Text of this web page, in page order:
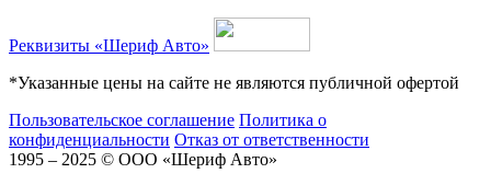
Реквизиты «Шериф Авто»
*Указанные цены на сайте не являются публичной офертой
Пользовательское соглашение Политика о
конфиденциальности Отказ от ответственности
1995 – 2025 © ООО «Шериф Авто»